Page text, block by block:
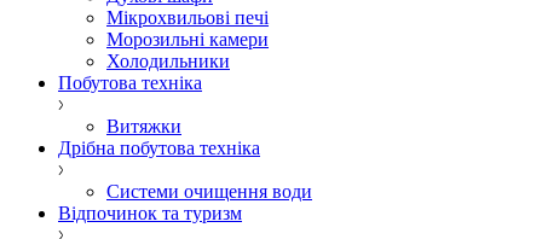
Мікрохвильові печі
Морозильні камери
Холодильники
Побутова техніка
Витяжки
Дрібна побутова техніка
Системи очищення води
Відпочинок та туризм